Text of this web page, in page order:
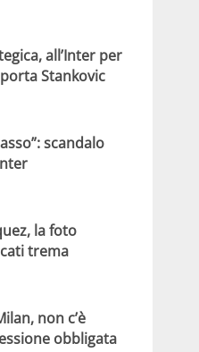
all’Inter per
Stankovic
scandalo
la foto
trema
non c’è
obbligata